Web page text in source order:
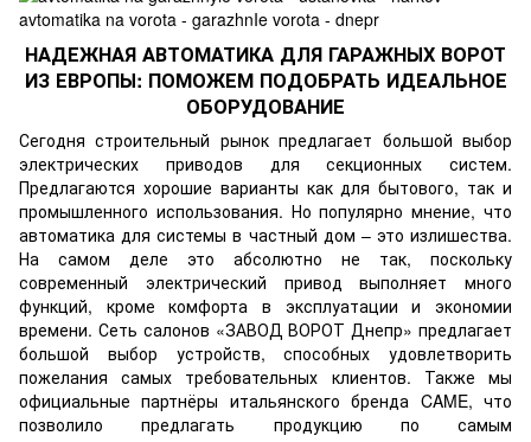
НАДЕЖНАЯ АВТОМАТИКА ДЛЯ ГАРАЖНЫХ ВОРОТ
ИЗ ЕВРОПЫ: ПОМОЖЕМ ПОДОБРАТЬ ИДЕАЛЬНОЕ
ОБОРУДОВАНИЕ
Сегодня строительный рынок предлагает большой выбор
электрических приводов для секционных систем.
Предлагаются хорошие варианты как для бытового, так и
промышленного использования. Но популярно мнение, что
автоматика для системы в частный дом – это излишества.
На самом деле это абсолютно не так, поскольку
современный электрический привод выполняет много
функций, кроме комфорта в эксплуатации и экономии
времени. Сеть салонов «ЗАВОД ВОРОТ Днепр» предлагает
большой выбор устройств, способных удовлетворить
пожелания самых требовательных клиентов. Также мы
официальные партнёры итальянского бренда CAME, что
позволило предлагать продукцию по самым